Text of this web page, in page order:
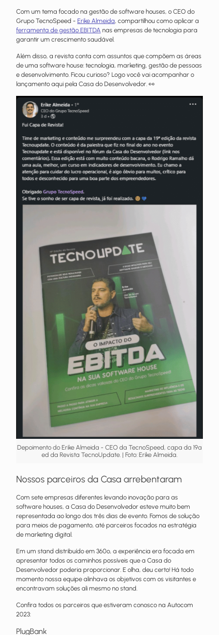
Com um tema focado na gestão de software houses, o CEO do
Grupo TecnoSpeed - Erike Almeida, compartilhou como aplicar a
ferramenta de gestão EBITDA nas empresas de tecnologia para
garantir um crescimento saudável.
Além disso, a revista conta com assuntos que compõem as áreas
de uma software house: tecnologia, marketing, gestão de pessoas
e desenvolvimento. Ficou curioso? Logo você vai acompanhar o
lançamento aqui pela Casa do Desenvolvedor. 👀
Depoimento do Erike Almeida - CEO da TecnoSpeed, capa da 19ª
ed da Revista TecnoUpdate. | Foto: Erike Almeida.
Nossos parceiros da Casa arrebentaram
Com sete empresas diferentes levando inovação para as
software houses, a Casa do Desenvolvedor esteve muito bem
representada ao longo dos três dias de evento. Fomos de solução
para meios de pagamento, até parceiros focados na estratégia
de marketing digital.
Em um stand distribuído em 360º, a experiência era focada em
apresentar todos os caminhos possíveis que a Casa do
Desenvolvedor poderia proporcionar. E olha, deu certo! Há todo
momento nossa equipe alinhava os objetivos com os visitantes e
encontravam soluções ali mesmo no stand.
Confira todos os parceiros que estiveram conosco na Autocom
2023:
PlugBank